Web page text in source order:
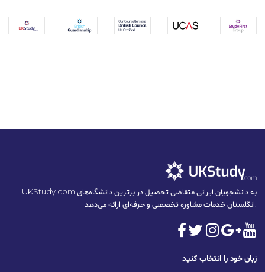
UKStudy.com به دانشجویان ایرانی متقاضی تحصیل در برترین دانشگاه‌های
انگلستان خدمات مشاوره تخصصی و حرفه‌ای ارائه می‌دهد.
زبان خود را انتخاب کنید